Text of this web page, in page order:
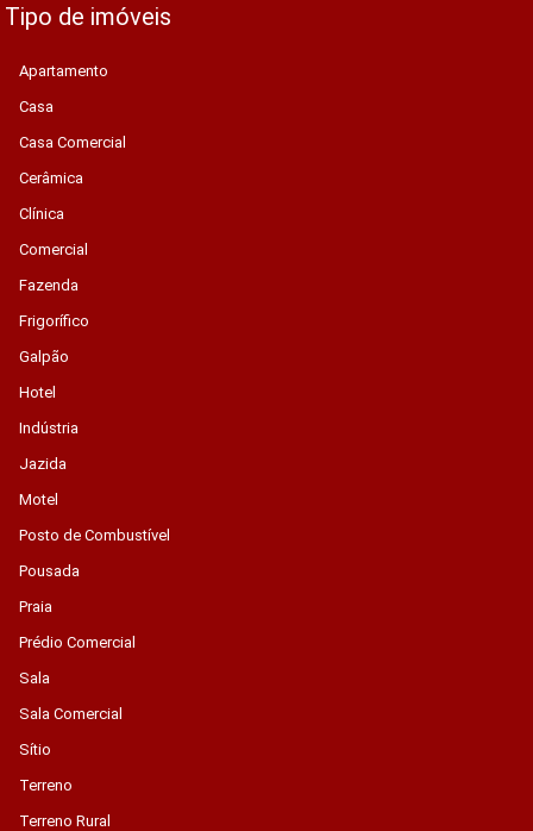
Tipo de imóveis
Apartamento
Casa
Casa Comercial
Cerâmica
Clínica
Comercial
Fazenda
Frigorífico
Galpão
Hotel
Indústria
Jazida
Motel
Posto de Combustível
Pousada
Praia
Prédio Comercial
Sala
Sala Comercial
Sítio
Terreno
Terreno Rural